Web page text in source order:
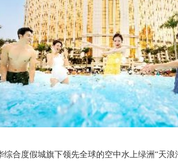
综合度假城旗下领先全球的空中水上绿洲“天